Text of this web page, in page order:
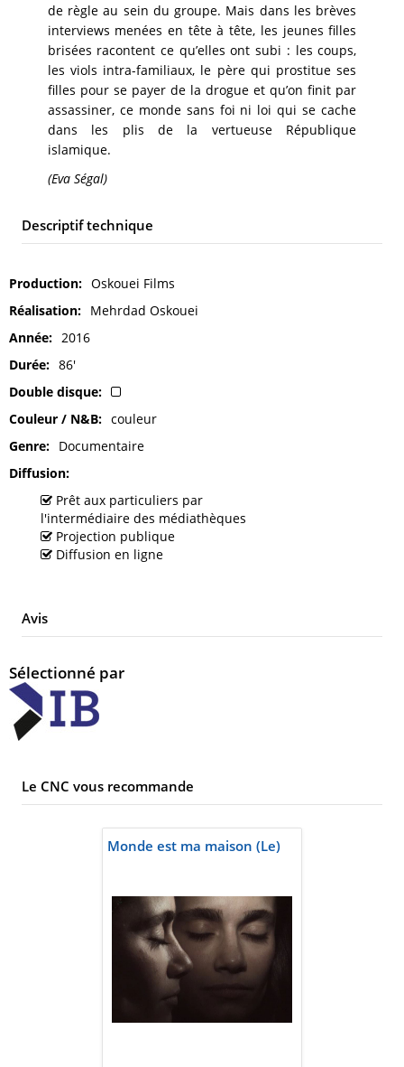
de règle au sein du groupe. Mais dans les brèves
interviews menées en tête à tête, les jeunes filles
brisées racontent ce qu’elles ont subi : les coups,
les viols intra-familiaux, le père qui prostitue ses
filles pour se payer de la drogue et qu’on finit par
assassiner, ce monde sans foi ni loi qui se cache
dans les plis de la vertueuse République
islamique.
(Eva Ségal)
Descriptif technique
Production
Oskouei Films
Réalisation
Mehrdad Oskouei
Année
2016
Durée
86'
Double disque
Couleur / N&B
couleur
Genre
Documentaire
Diffusion
Prêt aux particuliers par
l'intermédiaire des médiathèques
Projection publique
Diffusion en ligne
Avis
Sélectionné par
Le CNC vous recommande
Monde est ma maison (Le)